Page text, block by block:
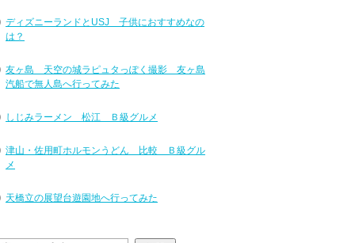
ディズニーランドとUSJ 子供におすすめなの
は？
友ヶ島 天空の城ラピュタっぽく撮影 友ヶ島
汽船で無人島へ行ってみた
しじみラーメン 松江 Ｂ級グルメ
津山・佐用町ホルモンうどん 比較 Ｂ級グル
メ
天橋立の展望台遊園地へ行ってみた